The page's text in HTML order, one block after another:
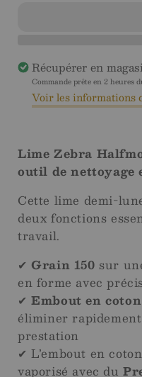
Deluxe
Animal
Print
Deluxe
Animal
Print
Récupérer en
Commande prête en 2 heures
Voir les informations
Lime Zebra
outil de nettoyage
Cette lime demi-
deux fonctions
travail.
✔ Grain 150 sur
en forme avec
✔Embout en coton
éliminer
prestation
✔ L’embout en
vaporisé avec du